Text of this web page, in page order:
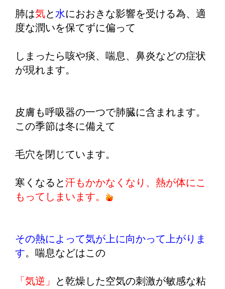
肺は気と 水におおきな影響を受ける為、適
度な潤いを保てずに偏って
しまったら咳や痰、喘息、鼻炎などの症状
が現れます。
皮膚も呼吸器の一つで肺臓に含まれます。
この季節は冬に備えて
毛穴を閉じています。
寒くなると汗もかかなくなり、熱が体にこ
もってしまいます。
その熱によって気が上に向かって上がりま
す。喘息などはこの
「気逆」
と乾燥した空気の刺激が敏感な粘